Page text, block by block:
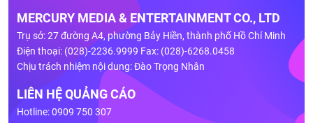
MERCURY MEDIA & ENTERTAINMENT CO., LTD
Trụ sở: 27 đường A4, phường Bảy Hiền, thành phố Hồ Chí Minh
Điện thoại: (028)-2236.9999 Fax: (028)-6268.0458
Chịu trách nhiệm nội dung: Đào Trọng Nhân
LIÊN HỆ QUẢNG CÁO
Hotline: 0909 750 307